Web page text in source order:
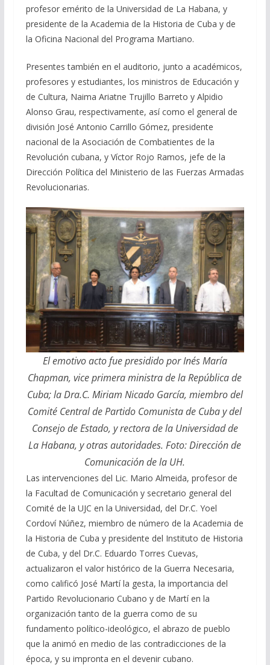
profesor emérito de la Universidad de La Habana, y
presidente de la Academia de la Historia de Cuba y de
la Oficina Nacional del Programa Martiano.
Presentes también en el auditorio, junto a académicos,
profesores y estudiantes, los ministros de Educación y
de Cultura, Naima Ariatne Trujillo Barreto y Alpidio
Alonso Grau, respectivamente, así como el general de
división José Antonio Carrillo Gómez, presidente
nacional de la Asociación de Combatientes de la
Revolución cubana, y Víctor Rojo Ramos, jefe de la
Dirección Política del Ministerio de las Fuerzas Armadas
Revolucionarias.
El emotivo acto fue presidido por Inés María
Chapman, vice primera ministra de la República de
Cuba; la Dra.C. Miriam Nicado García, miembro del
Comité Central de Partido Comunista de Cuba y del
Consejo de Estado, y rectora de la Universidad de
La Habana, y otras autoridades. Foto: Dirección de
Comunicación de la UH.
Las intervenciones del Lic. Mario Almeida, profesor de
la Facultad de Comunicación y secretario general del
Comité de la UJC en la Universidad, del Dr.C. Yoel
Cordoví Núñez, miembro de número de la Academia de
la Historia de Cuba y presidente del Instituto de Historia
de Cuba, y del Dr.C. Eduardo Torres Cuevas,
actualizaron el valor histórico de la Guerra Necesaria,
como calificó José Martí la gesta, la importancia del
Partido Revolucionario Cubano y de Martí en la
organización tanto de la guerra como de su
fundamento político-ideológico, el abrazo de pueblo
que la animó en medio de las contradicciones de la
época, y su impronta en el devenir cubano.